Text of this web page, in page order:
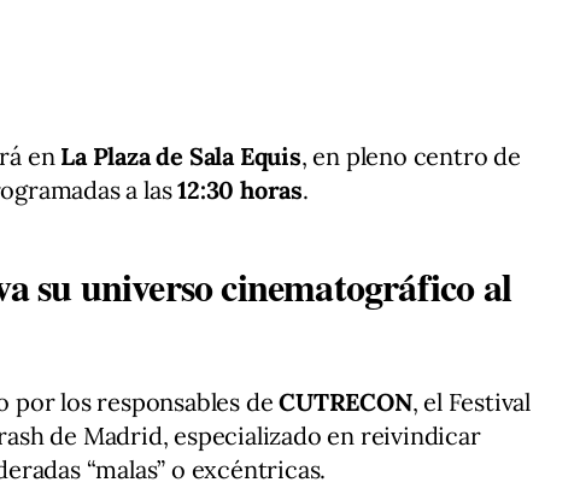
enLa Plaza de Sala Equis, en pleno centro de
a las12:30 horas.
su universo cinematográfico al
por los responsables deCUTRECON, el Festival
de Madrid, especializado en reivindicar
“malas” o excéntricas.